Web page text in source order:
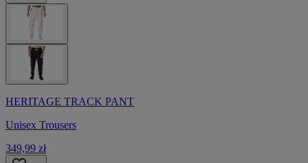
HERITAGE TRACK PANT
Unisex Trousers
349,99 zł